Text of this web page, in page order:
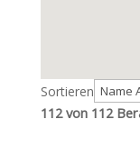
Sortieren
112 von 112